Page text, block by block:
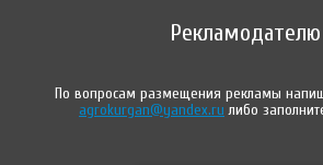
Рекламодателю
По вопросам размещения рекламы
agrokurgan@yandex.ru либо